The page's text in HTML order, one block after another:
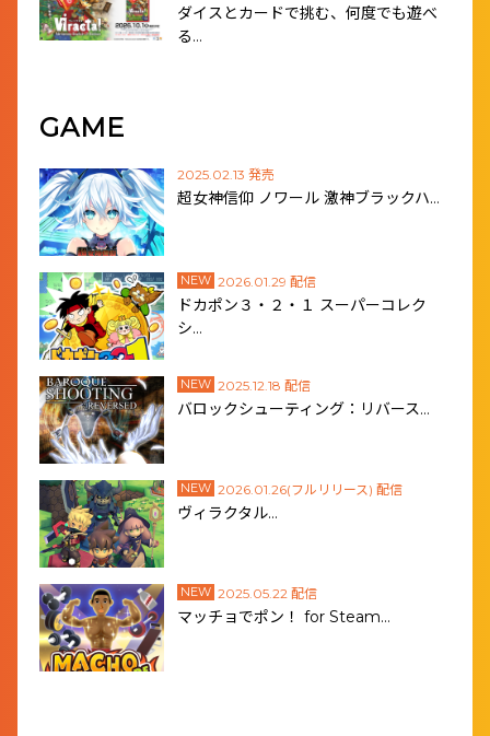
ダイスとカードで挑む、何度でも遊べ
る…
GAME
2025.02.13 発売
超女神信仰 ノワール 激神ブラックハ…
NEW 2026.01.29 配信
ドカポン３・２・１ スーパーコレク
シ…
NEW 2025.12.18 配信
バロックシューティング：リバース…
NEW 2026.01.26(フルリリース) 配信
ヴィラクタル…
NEW 2025.05.22 配信
マッチョでポン！ for Steam…